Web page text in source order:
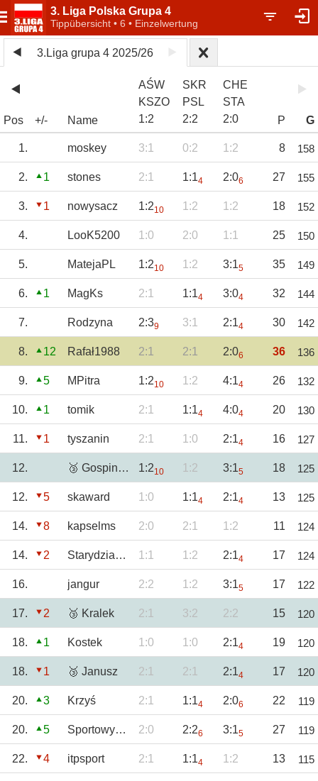
3. Liga Polska Grupa 4
Tippübersicht • 6 • Einzelwertung
3.Liga grupa 4 2025/26
Pos +/- Name
AŚW
KSZO
1:2
SKR
PSL
2:2
CHE
STA
2:0 P G
1. moskey 3:1 0:2 1:2 8 158
2. 1 stones 2:1 1:14 2:06 27 155
3. 1 nowysacz 1:210 1:2 1:2 18 152
4. LooK5200 1:0 2:0 1:1 25 150
5. MatejaPL 1:210 1:2 3:15 35 149
6. 1 MagKs 2:1 1:14 3:04 32 144
7. Rodzyna 2:39 3:1 2:14 30 142
8. 12 Rafał1988 2:1 2:1 2:06 36 136
9. 5 MPitra 1:210 1:2 4:14 26 132
10. 1 tomik 2:1 1:14 4:04 20 130
11. 1 tyszanin 2:1 1:0 2:14 16 127
12. 🥉 GospinTBG 1:210 1:2 3:15 18 125
12. 5 skaward 1:0 1:14 2:14 13 125
14. 8 kapselms 2:0 2:1 1:2 11 124
14. 2 Starydziad58 1:1 1:2 2:14 17 124
16. jangur 2:2 1:2 3:15 17 122
17. 2 🥉 Kralek 2:1 3:2 2:2 15 120
18. 1 Kostek 1:0 1:0 2:14 19 120
18. 1 🥉 Janusz 2:1 2:1 2:14 17 120
20. 3 Krzyś 2:1 1:14 2:06 22 119
20. 5 SportowyTBG 2:0 2:26 3:15 27 119
22. 4 itpsport 2:1 1:14 1:2 13 115